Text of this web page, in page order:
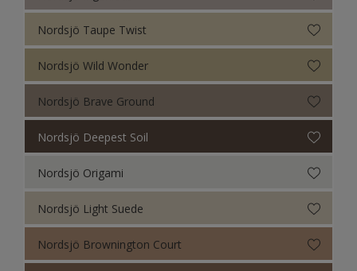
Nordsjö Taupe Twist
Nordsjö Wild Wonder
Nordsjö Brave Ground
Nordsjö Deepest Soil
Nordsjö Origami
Nordsjö Light Suede
Nordsjö Brownington Court